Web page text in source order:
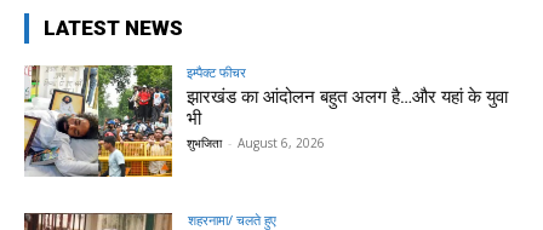
LATEST NEWS
इम्पैक्ट फीचर
झारखंड का आंदोलन बहुत अलग है…और यहां के युवा
भी
शुभजिता - August 6, 2026
शहरनामा/ चलते हुए